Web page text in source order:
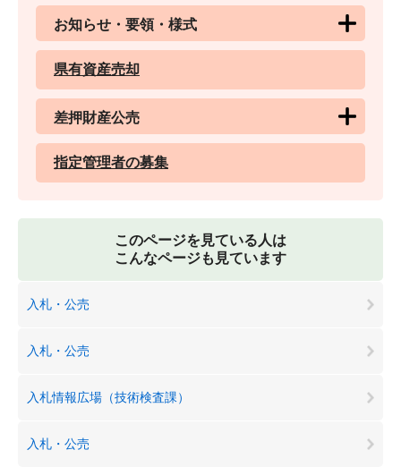
お知らせ・要領・様式
県有資産売却
差押財産公売
指定管理者の募集
このページを見ている人は
こんなページも見ています
入札・公売
入札・公売
入札情報広場（技術検査課）
入札・公売